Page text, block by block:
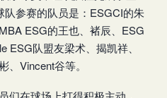
参赛的队员是：ESGCI的朱
ESG的王也、褚辰、ESG
ESG队盟友梁术、揭凯祥、
Vincent谷等。